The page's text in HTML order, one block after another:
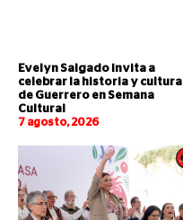
Evelyn Salgado invita a
celebrar la historia y cultura
de Guerrero en Semana
Cultural
7 agosto, 2026